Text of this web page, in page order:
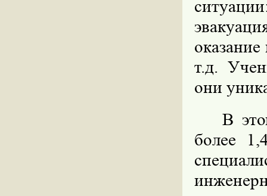
т.д.
они
В
более